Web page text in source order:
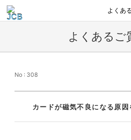
よくあ
よくあるご
No : 308
カードが磁気不良になる原因